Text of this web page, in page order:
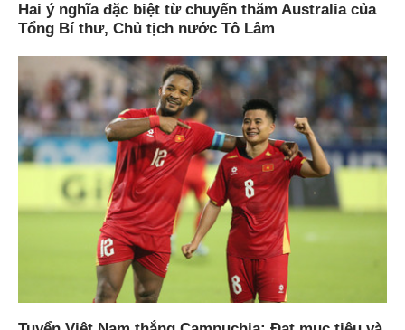
Hai ý nghĩa đặc biệt từ chuyến thăm Australia của
Tổng Bí thư, Chủ tịch nước Tô Lâm